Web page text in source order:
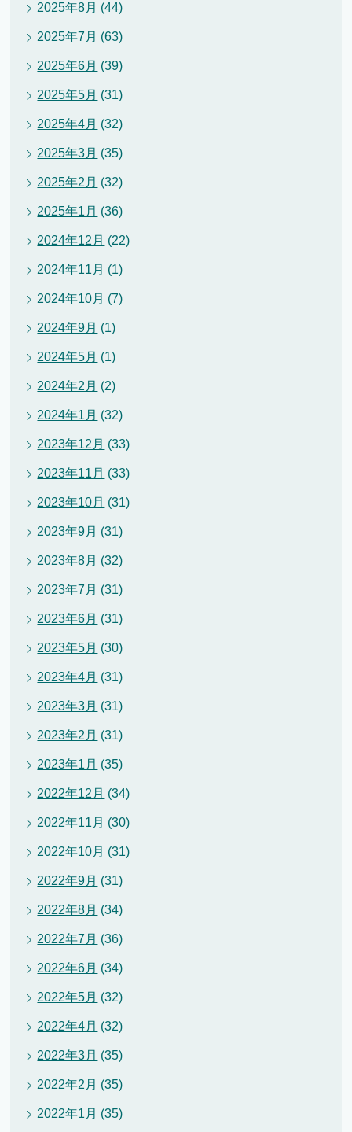
2025年8月 (44)
2025年7月 (63)
2025年6月 (39)
2025年5月 (31)
2025年4月 (32)
2025年3月 (35)
2025年2月 (32)
2025年1月 (36)
2024年12月 (22)
2024年11月 (1)
2024年10月 (7)
2024年9月 (1)
2024年5月 (1)
2024年2月 (2)
2024年1月 (32)
2023年12月 (33)
2023年11月 (33)
2023年10月 (31)
2023年9月 (31)
2023年8月 (32)
2023年7月 (31)
2023年6月 (31)
2023年5月 (30)
2023年4月 (31)
2023年3月 (31)
2023年2月 (31)
2023年1月 (35)
2022年12月 (34)
2022年11月 (30)
2022年10月 (31)
2022年9月 (31)
2022年8月 (34)
2022年7月 (36)
2022年6月 (34)
2022年5月 (32)
2022年4月 (32)
2022年3月 (35)
2022年2月 (35)
2022年1月 (35)